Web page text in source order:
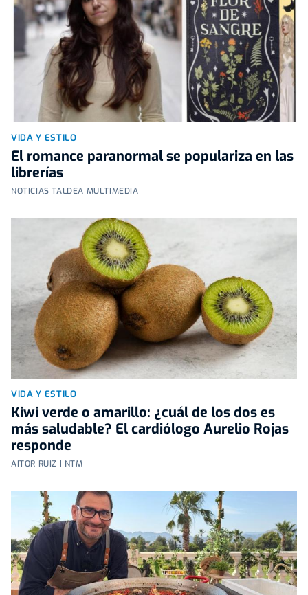
VIDA Y ESTILO
El romance paranormal se populariza en las
librerías
NOTICIAS TALDEA MULTIMEDIA
VIDA Y ESTILO
Kiwi verde o amarillo: ¿cuál de los dos es
más saludable? El cardiólogo Aurelio Rojas
responde
AITOR RUIZ | NTM